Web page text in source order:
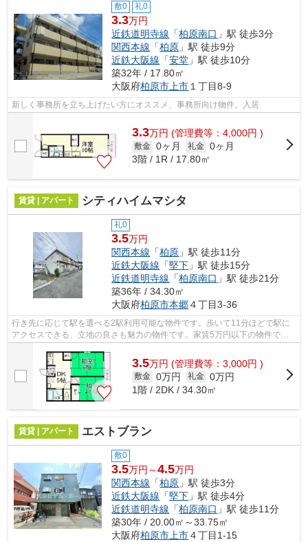
敷0 礼0
3.3万円
近鉄道明寺線 「柏原南口 」駅 徒歩3分
関西本線 「柏原 」駅 徒歩9分
近鉄大阪線 「安堂 」駅 徒歩10分
築32年 / 17.80㎡
大阪府柏原市 上市 １丁目8-9
新しく事務所を立ち上げたい方にオススメ、事務所向け物件。入居
3.3万円 (管理費等：4,000円 )
敷金 0ヶ月 礼金 0ヶ月
3階 / 1R / 17.80㎡
賃貸 | アパート シティハイムマシタ
礼0
3.5万円
関西本線 「柏原 」駅 徒歩11分
近鉄大阪線 「堅下 」駅 徒歩15分
近鉄道明寺線 「柏原南口 」駅 徒歩21分
築36年 / 34.30㎡
大阪府柏原市本郷４丁目3-36
行き先に応じて駅を選べる2駅利用可能な物件です。歩いて11分ほどで駅に
アクセスできる、立地の良さも魅力の物件です。家賃5万円以下の物件で
3.5万円 (管理費等：3,000円 )
敷金 0万円 礼金 0万円
1階 / 2DK / 34.30㎡
賃貸 | アパート エストブラン
敷0
3.5万円～4.5万円
関西本線 「柏原 」駅 徒歩3分
近鉄大阪線 「堅下 」駅 徒歩4分
近鉄道明寺線 「柏原南口 」駅 徒歩11分
築30年 / 20.00㎡～33.75㎡
大阪府柏原市 上市４丁目1-15